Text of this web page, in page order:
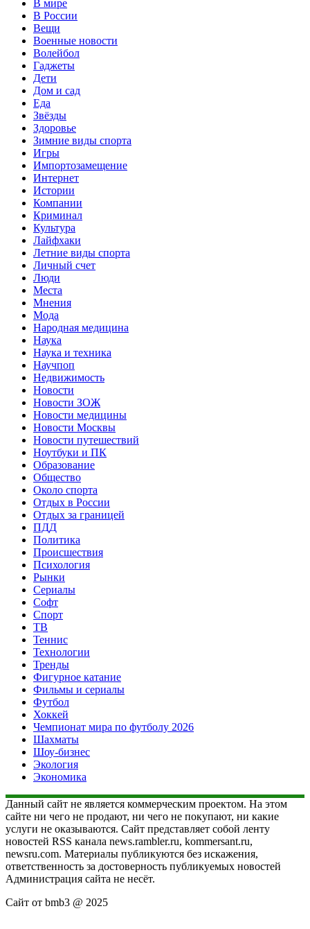
В мире
В России
Вещи
Военные новости
Волейбол
Гаджеты
Дети
Дом и сад
Еда
Звёзды
Здоровье
Зимние виды спорта
Игры
Импортозамещение
Интернет
Истории
Компании
Криминал
Культура
Лайфхаки
Летние виды спорта
Личный счет
Люди
Места
Мнения
Мода
Народная медицина
Наука
Наука и техника
Научпоп
Недвижимость
Новости
Новости ЗОЖ
Новости медицины
Новости Москвы
Новости путешествий
Ноутбуки и ПК
Образование
Общество
Около спорта
Отдых в России
Отдых за границей
ПДД
Политика
Происшествия
Психология
Рынки
Сериалы
Софт
Спорт
ТВ
Теннис
Технологии
Тренды
Фигурное катание
Фильмы и сериалы
Футбол
Хоккей
Чемпионат мира по футболу 2026
Шахматы
Шоу-бизнес
Экология
Экономика
Данный сайт не является коммерческим проектом. На этом
сайте ни чего не продают, ни чего не покупают, ни какие
услуги не оказываются. Сайт представляет собой ленту
новостей RSS канала news.rambler.ru, kommersant.ru,
newsru.com. Материалы публикуются без искажения,
ответственность за достоверность публикуемых новостей
Администрация сайта не несёт.
Сайт от bmb3 @ 2025